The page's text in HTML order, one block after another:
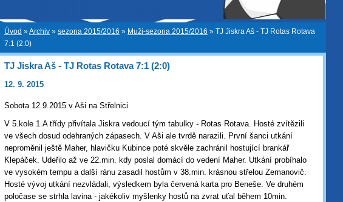
Úvod »Archiv » sezona 2015/2016 » Muži-sezona 2015/2016 » TJ Jiskra Aš - TJ Rotas Rotava
7:1 (2:0)
TJ Jiskra Aš - TJ Rotas Rotava 7:1 (2:0)
12. 9. 2015
Sobota 12.9.2015 v Aši na Střelnici
V 5.kole 1.A třídy přivítala Jiskra vedoucí tým tabulky - Rotas Rotava. Hosté zvítězili
ve všech dosud odehraných zápasech. V Aši ale tvrdě narazili. První šanci utkání
neproměnil ještě Maher, hlavičku Kubince poté skvěle zachránil hostující brankář
Klepáček. Udeřilo až ve 22.min. kdy poslal domácí do vedení Maher. Utkání probíhalo
ve vysokém tempu a další ránu zasadil hostům v 38.min. krásnou střelou Zemanovič.
Hosté vývoj utkání nezvládali, výsledkem byla červená karta pro Beneše. Ve druhém
poločase se strhla lavina - jakékoliv myšlenky hostů na zvrat uťal během 10min.